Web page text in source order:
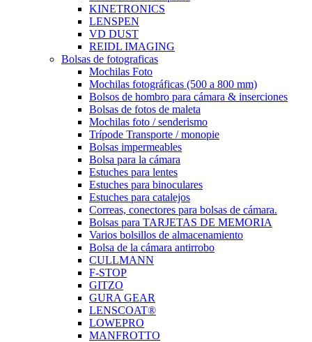
KINETRONICS
LENSPEN
VD DUST
REIDL IMAGING
Bolsas de fotograficas
Mochilas Foto
Mochilas fotográficas (500 a 800 mm)
Bolsos de hombro para cámara & inserciones
Bolsas de fotos de maleta
Mochilas foto / senderismo
Trípode Transporte / monopie
Bolsas impermeables
Bolsa para la cámara
Estuches para lentes
Estuches para binoculares
Estuches para catalejos
Correas, conectores para bolsas de cámara.
Bolsas para TARJETAS DE MEMORIA
Varios bolsillos de almacenamiento
Bolsa de la cámara antirrobo
CULLMANN
F-STOP
GITZO
GURA GEAR
LENSCOAT®
LOWEPRO
MANFROTTO